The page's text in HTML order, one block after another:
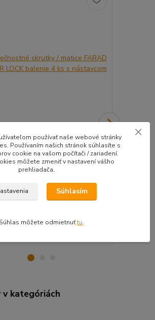
skrutky / matice FARAD
LOCK balenie 4 ks s nástavcom
skrutky / matice (
Snímač
ventil
v kategóriách
používať naše webové stránky
Používaním našich stránok súhlasíte s
cookie na vašom počítači / zariadení.
môžete zmeniť v nastavení vášho
prehliadača.
Súhlasím
Súhlas môžete odmietnuťtu.